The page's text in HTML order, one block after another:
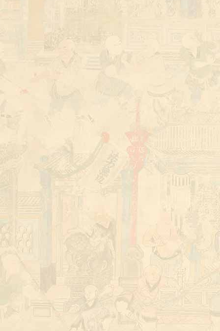
郑州少林武校官网 Shaolin Martial Arts
少林武校招生计划 Shaolin KungFu Academy